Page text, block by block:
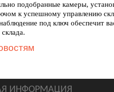
подобранные камеры,
к успешному управлению
под ключ обеспечит
ИНФОРМАЦИЯ